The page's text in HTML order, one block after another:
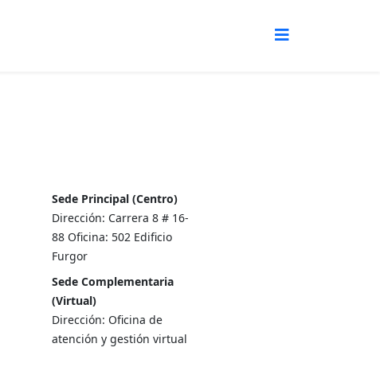
Sede Principal (Centro)
Dirección: Carrera 8 # 16-
88 Oficina: 502 Edificio
Furgor
Sede Complementaria
(Virtual)
Dirección: Oficina de
atención y gestión virtual